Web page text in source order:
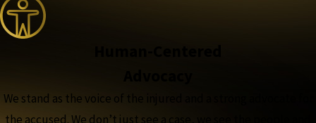
We stand as the voice of the injured and a strong advocate for
the accused. We don’t just see a case, we see the people and